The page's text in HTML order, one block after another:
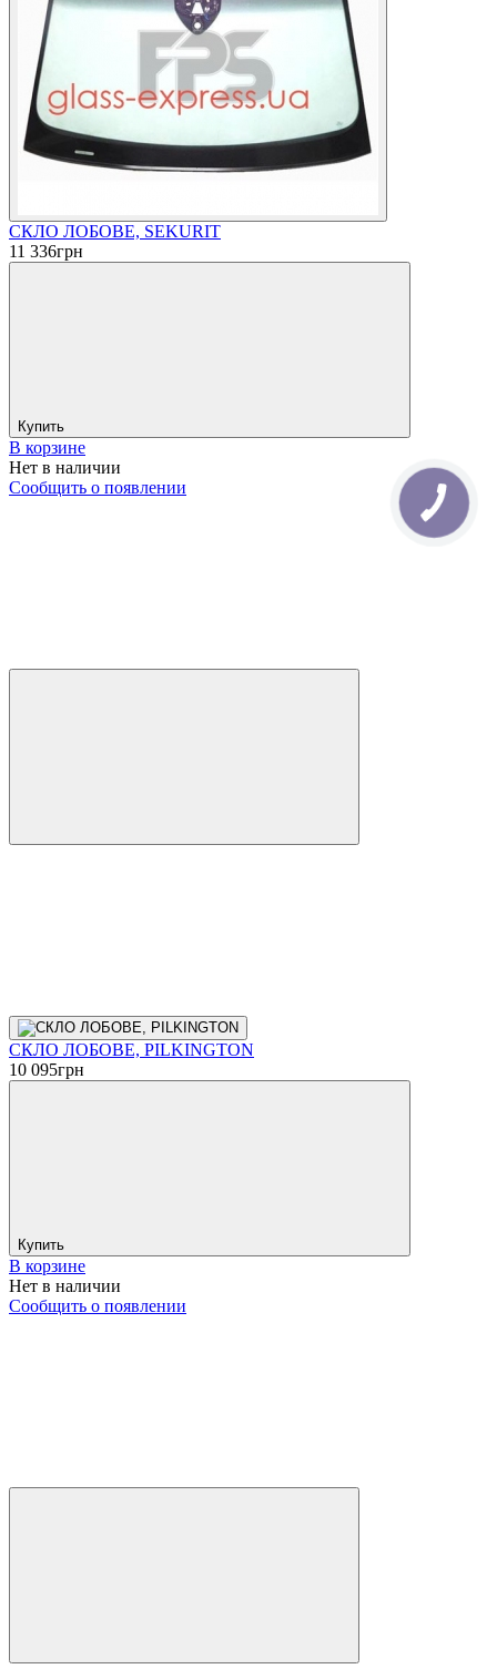
СКЛО ЛОБОВЕ, SEKURIT
11 336грн
Купить
В корзине
Нет в наличии
Сообщить о появлении
СКЛО ЛОБОВЕ, PILKINGTON
10 095грн
Купить
В корзине
Нет в наличии
Сообщить о появлении